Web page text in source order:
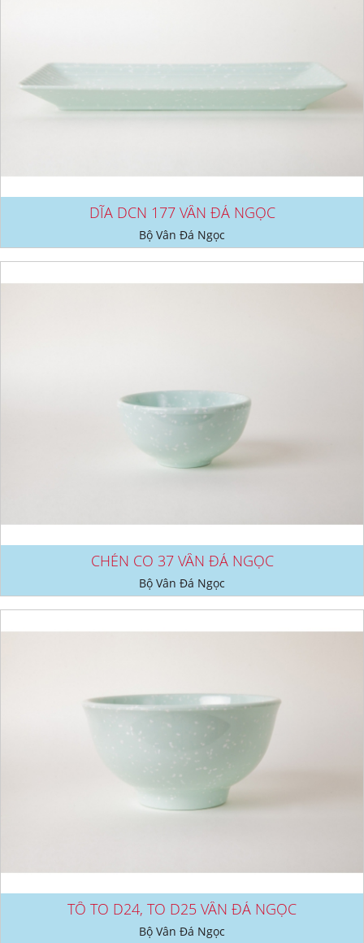
DĨA DCN 177 VÂN ĐÁ NGỌC
Bộ Vân Đá Ngọc
CHÉN CO 37 VÂN ĐÁ NGỌC
Bộ Vân Đá Ngọc
TÔ TO D24, TO D25 VÂN ĐÁ NGỌC
Bộ Vân Đá Ngọc